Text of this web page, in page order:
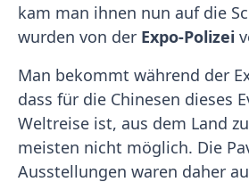
kam man ihnen nun auf die
wurden von der Expo-Polizei
Man bekommt während der
dass für die Chinesen dieses
Weltreise ist, aus dem Land
meisten nicht möglich. Die
Ausstellungen waren daher